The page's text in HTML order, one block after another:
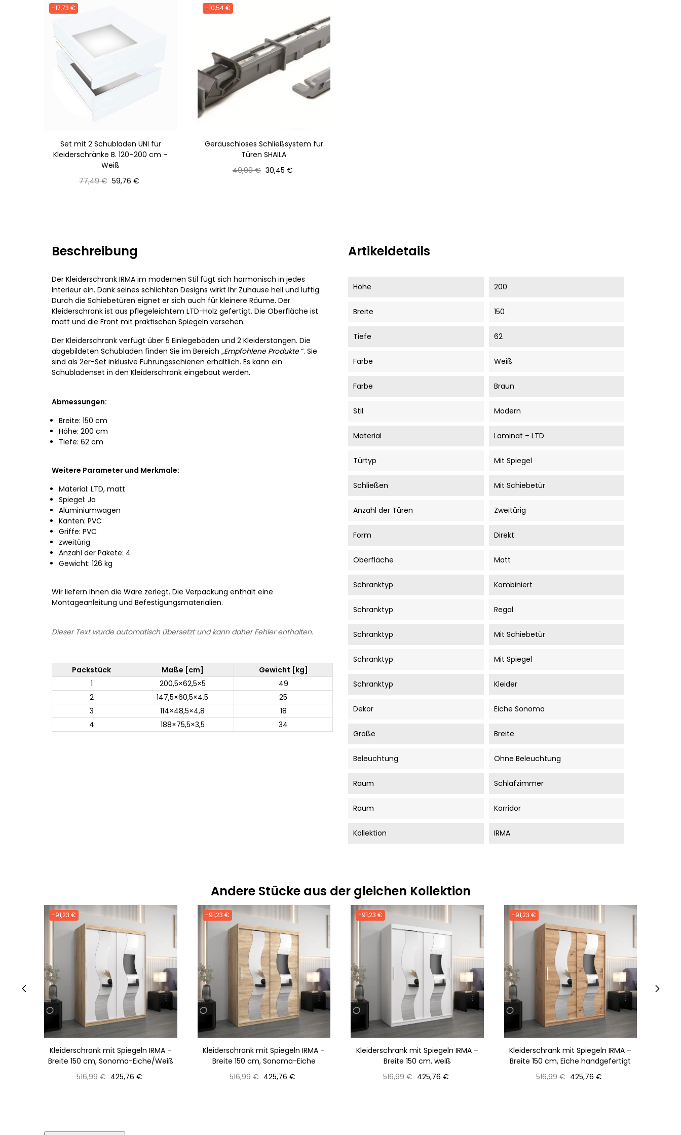
-17,73 €
Set mit 2 Schubladen UNI für
Kleiderschränke B. 120–200 cm –
Weiß
Normaler
77,49 € Preis
59,76 €
-10,54 €
Geräuschloses Schließsystem für
Türen SHAILA
Normaler
40,99 € Preis
30,45 €
Beschreibung
Der Kleiderschrank IRMA im modernen Stil fügt sich harmonisch in jedes
Interieur ein. Dank seines schlichten Designs wirkt Ihr Zuhause hell und luftig.
Durch die Schiebetüren eignet er sich auch für kleinere Räume. Der
Kleiderschrank ist aus pflegeleichtem LTD-Holz gefertigt. Die Oberfläche ist
matt und die Front mit praktischen Spiegeln versehen.
Der Kleiderschrank verfügt über 5 Einlegeböden und 2 Kleiderstangen. Die
abgebildeten Schubladen finden Sie im Bereich „Empfohlene Produkte“. Sie
sind als 2er-Set inklusive Führungsschienen erhältlich. Es kann ein
Schubladenset in den Kleiderschrank eingebaut werden.
Abmessungen:
Breite: 150 cm
Höhe: 200 cm
Tiefe: 62 cm
Weitere Parameter und Merkmale:
Material: LTD, matt
Spiegel: Ja
Aluminiumwagen
Kanten: PVC
Griffe: PVC
zweitürig
Anzahl der Pakete: 4
Gewicht: 126 kg
Wir liefern Ihnen die Ware zerlegt. Die Verpackung enthält eine
Montageanleitung und Befestigungsmaterialien.
Dieser Text wurde automatisch übersetzt und kann daher Fehler enthalten.
Packstück Maße [cm]
Gewicht [kg]
1
200,5×62,5×5
49
2
147,5×60,5×4,5
25
3
114×48,5×4,8
18
4
188×75,5×3,5 34
Artikeldetails
Höhe 200
Breite 150
Tiefe 62
Farbe Weiß
Farbe Braun
Stil Modern
Material Laminat – LTD
Türtyp Mit Spiegel
Schließen Mit Schiebetür
Anzahl der Türen Zweitürig
Form Direkt
Oberfläche Matt
Schranktyp Kombiniert
Schranktyp Regal
Schranktyp Mit Schiebetür
Schranktyp Mit Spiegel
Schranktyp Kleider
Dekor Eiche Sonoma
Größe Breite
Beleuchtung Ohne Beleuchtung
Raum Schlafzimmer
Raum Korridor
Kollektion IRMA
Andere Stücke aus der gleichen Kollektion
-91,23 €
Kleiderschrank mit Spiegeln IRMA –
Breite 150 cm, Sonoma-Eiche/Weiß
Normaler
516,99 € Preis
425,76 €
-91,23 €
Kleiderschrank mit Spiegeln IRMA –
Breite 150 cm, Sonoma-Eiche
Normaler
516,99 € Preis
425,76 €
-91,23 €
Kleiderschrank mit Spiegeln IRMA –
Breite 150 cm, weiß
Normaler
516,99 € Preis
425,76 €
-91,23 €
Kleiderschrank mit Spiegeln IRMA –
Breite 150 cm, Eiche handgefertigt
Normaler
516,99 € Preis
425,76 €